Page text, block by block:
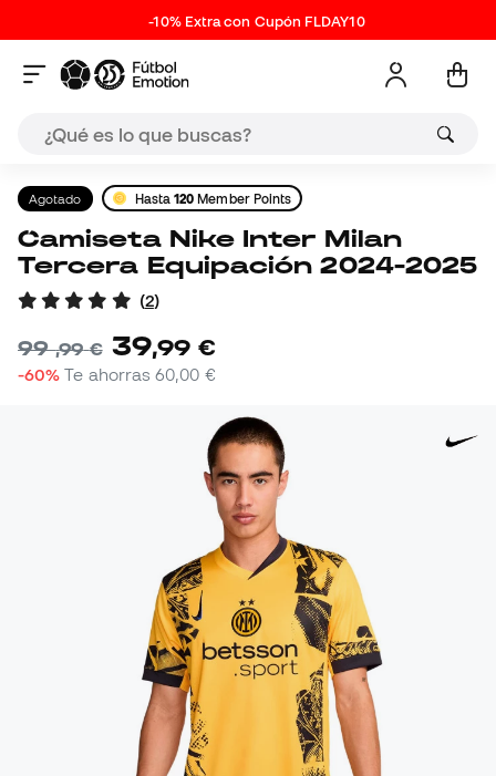
-10% Extra con Cupón FLDAY10
Agotado Hasta120 Member Points
Camiseta Nike Inter Milan
Tercera Equipación 2024-2025
(2)
99,99 € 39,99 €
-60% Te ahorras60,00 €